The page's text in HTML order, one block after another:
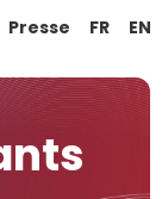
Presse FR EN